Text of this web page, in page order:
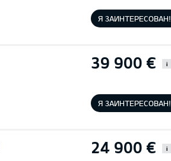
Я ЗАИНТЕРЕСОВАН!
39 900 € i
Я ЗАИНТЕРЕСОВАН!
24 900 € i